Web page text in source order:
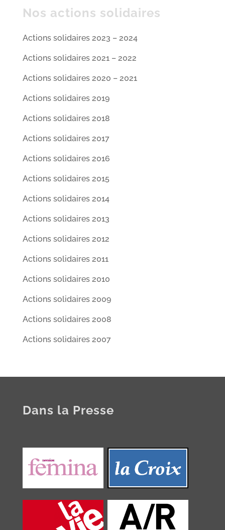
Nos actions solidaires
Actions solidaires 2023 – 2024
Actions solidaires 2021 – 2022
Actions solidaires 2020 – 2021
Actions solidaires 2019
Actions solidaires 2018
Actions solidaires 2017
Actions solidaires 2016
Actions solidaires 2015
Actions solidaires 2014
Actions solidaires 2013
Actions solidaires 2012
Actions solidaires 2011
Actions solidaires 2010
Actions solidaires 2009
Actions solidaires 2008
Actions solidaires 2007
Dans la Presse